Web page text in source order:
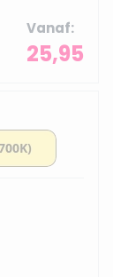
Vanaf
25,95